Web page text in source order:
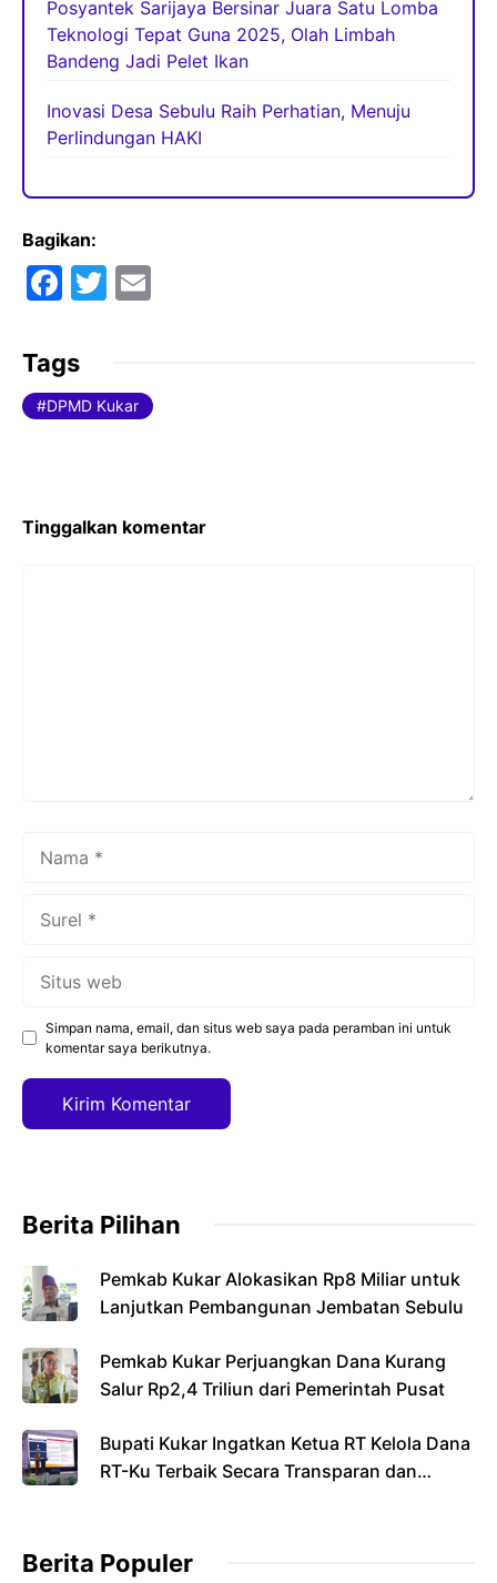
Posyantek Sarijaya Bersinar Juara Satu Lomba
Teknologi Tepat Guna 2025, Olah Limbah
Bandeng Jadi Pelet Ikan
Inovasi Desa Sebulu Raih Perhatian, Menuju
Perlindungan HAKI
Bagikan:
F
c
e
b
k
T
er l
Tags
DPMD Kukar
Tinggalkan komentar
Simpan nama, email, dan situs web saya pada peramban ini untuk
komentar saya berikutnya.
Berita Pilihan
Pemkab Kukar Alokasikan Rp8 Miliar untuk
Lanjutkan Pembangunan Jembatan Sebulu
Pemkab Kukar Perjuangkan Dana Kurang
Salur Rp2,4 Triliun dari Pemerintah Pusat
Bupati Kukar Ingatkan Ketua RT Kelola Dana
RT-Ku Terbaik Secara Transparan dan
Berita Populer